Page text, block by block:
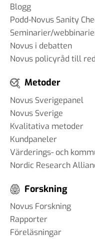
Blogg
Podd-Novus Sanity
Seminarier/
Novus i debatten
Novus policyråd till
Metoder
Novus Sverigepanel
Novus Sverige
Kvalitativa metoder
Kundpaneler
Värderings- och
Nordic Research
Forskning
Novus Forskning
Rapporter
Föreläsningar